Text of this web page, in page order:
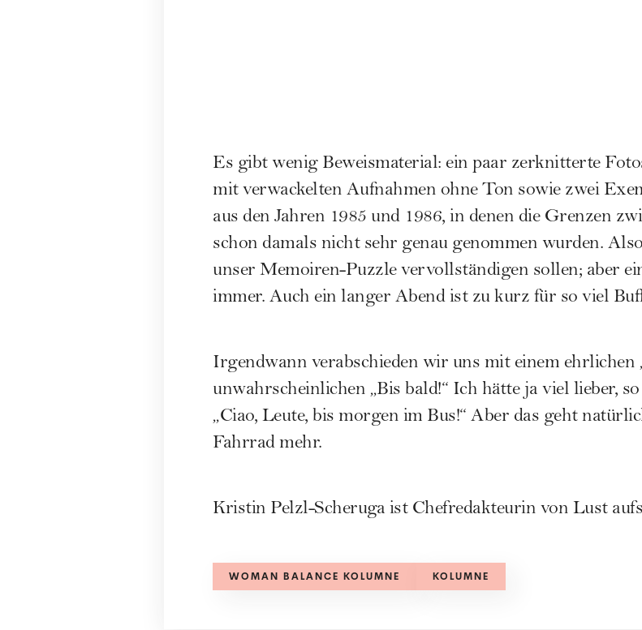
Es gibt wenig Beweismaterial: ein paar zerknitterte
mit verwackelten Aufnahmen ohne Ton sowie zwei
aus den Jahren 1985 und 1986, in denen die Grenzen
schon damals nicht sehr genau genommen wurden.
unser Memoiren-Puzzle vervollständigen sollen; aber
immer. Auch ein langer Abend ist zu kurz für so viel
Irgendwann verabschieden wir uns mit einem ehrlichen
unwahrscheinlichen „Bis bald!“ Ich hätte ja viel lieber,
„Ciao, Leute, bis morgen im Bus!“ Aber das geht
Fahrrad mehr.
Kristin Pelzl-Scheruga ist Chefredakteurin von Lust
WOMAN BALANCE KOLUMNE KOLUMNE